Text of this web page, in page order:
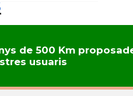
de 500 Km
usuaris